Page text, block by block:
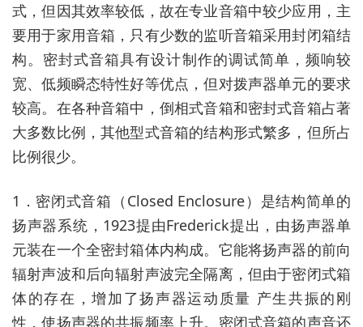
式，但因其效率较低，故在专业音箱中较少应用，主
要用于家用音箱，只有少数的监听音箱采用封闭箱结
构。密封式音箱具有设计制作的调试简单，频响较
宽、低频瞬态特性好等优点，但对拨声器单元的要求
较高。在各种音箱中，倒相式音箱和密封式音箱占著
大多数比例，其他型式音箱的结构形式繁多，但所占
比例很少。
1．密闭式音箱（Closed Enclosure）是结构简单的
扬声器系统，1923提由Frederick提出，由扬声器单
元装在一个全密封箱体内构成。它能将扬声器的前向
辐射声波和后向辐射声波完全隔离，但由于密闭式箱
体的存在，增加了扬声器运动质量 产生共振的刚
性，使扬声器的共振频率上升。密闭式音箱的声音还